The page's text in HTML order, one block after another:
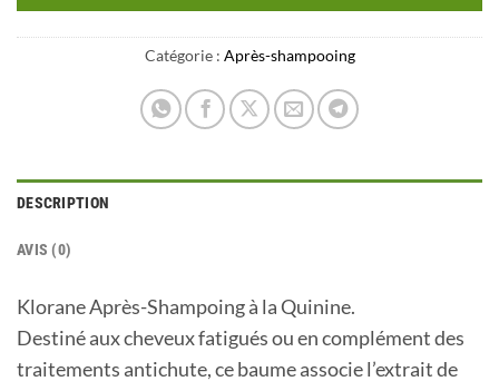
Catégorie : Après-shampooing
DESCRIPTION
AVIS (0)
Klorane Après-Shampoing à la Quinine.
Destiné aux cheveux fatigués ou en complément des
traitements antichute, ce baume associe l’extrait de